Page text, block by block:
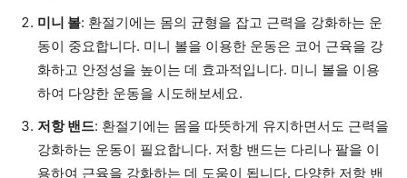
미니 볼: 환절기에는 몸의 균형을 잡고 근력을 강화하는 운
동이 중요합니다. 미니 볼을 이용한 운동은 코어 근육을 강
화하고 안정성을 높이는 데 효과적입니다. 미니 볼을 이용
하여 다양한 운동을 시도해보세요.
저항 밴드: 환절기에는 몸을 따뜻하게 유지하면서도 근력을
강화하는 운동이 필요합니다. 저항 밴드는 다리나 팔을 이
용하여 근육을 강화하는 데 도움이 됩니다. 다양한 저항 밴